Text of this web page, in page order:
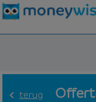
terug